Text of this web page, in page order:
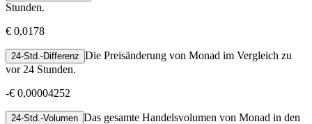
Stunden.
€ 0,0178
24-Std.-Differenz Die Preisänderung von Monad im Vergleich zu
vor 24 Stunden.
-€ 0,00004252
24-Std.-Volumen Das gesamte Handelsvolumen von Monad in den